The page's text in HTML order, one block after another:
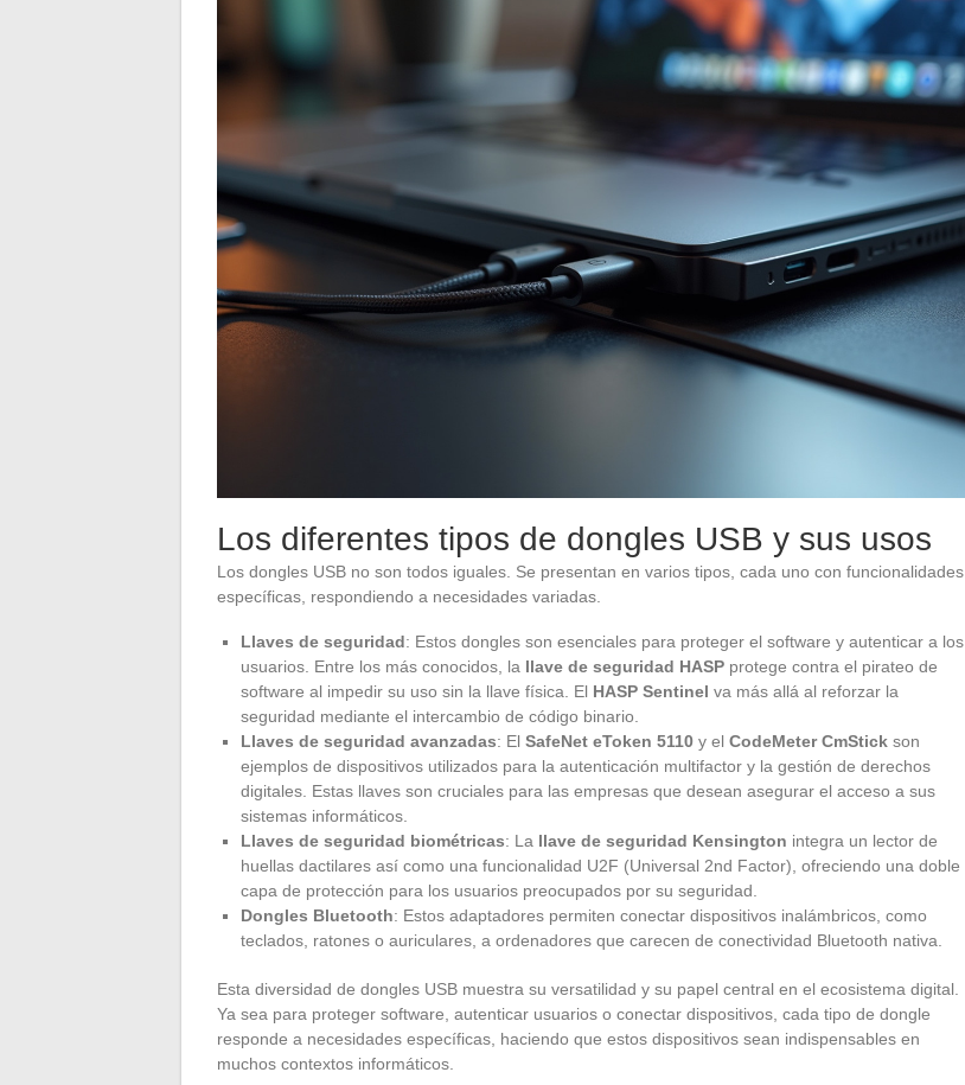
Los diferentes tipos de dongles USB y sus usos
Los dongles USB no son todos iguales. Se presentan en varios tipos, cada uno con funcionalidades
específicas, respondiendo a necesidades variadas.
Llaves de seguridad: Estos dongles son esenciales para proteger el software y autenticar a los
usuarios. Entre los más conocidos, la llave de seguridad HASP protege contra el pirateo de
software al impedir su uso sin la llave física. El HASP Sentinel va más allá al reforzar la
seguridad mediante el intercambio de código binario.
Llaves de seguridad avanzadas: El SafeNet eToken 5110 y el CodeMeter CmStick son
ejemplos de dispositivos utilizados para la autenticación multifactor y la gestión de derechos
digitales. Estas llaves son cruciales para las empresas que desean asegurar el acceso a sus
sistemas informáticos.
Llaves de seguridad biométricas: La llave de seguridad Kensington integra un lector de
huellas dactilares así como una funcionalidad U2F (Universal 2nd Factor), ofreciendo una doble
capa de protección para los usuarios preocupados por su seguridad.
Dongles Bluetooth: Estos adaptadores permiten conectar dispositivos inalámbricos, como
teclados, ratones o auriculares, a ordenadores que carecen de conectividad Bluetooth nativa.
Esta diversidad de dongles USB muestra su versatilidad y su papel central en el ecosistema digital.
Ya sea para proteger software, autenticar usuarios o conectar dispositivos, cada tipo de dongle
responde a necesidades específicas, haciendo que estos dispositivos sean indispensables en
muchos contextos informáticos.